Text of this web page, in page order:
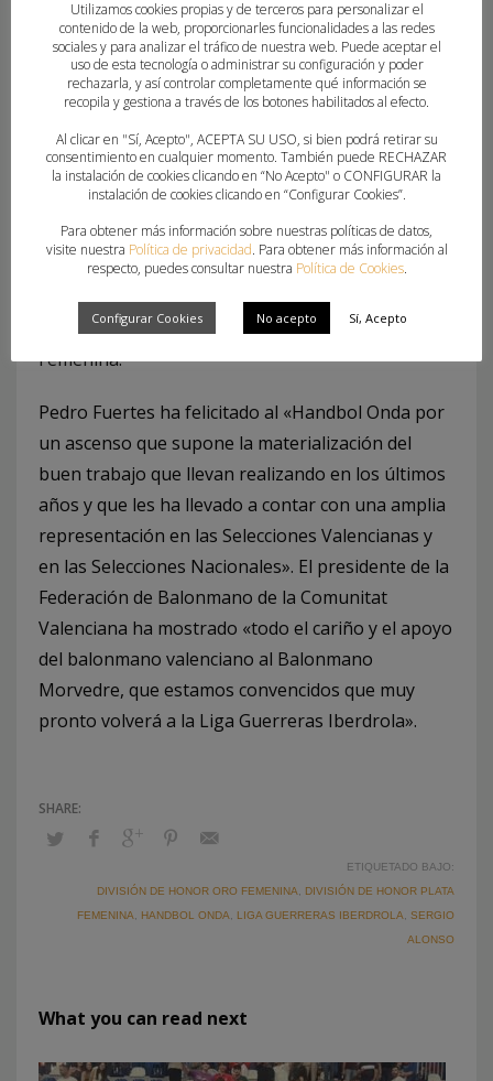
Morvedre, tras su descenso de Iberdrola, junto a
Elda Prestigio y Errece Almassora Balonmano, que
se han ganado la plaza con su sensacional
Plata Femenina.
Balonmano Castellón, Levante UDBM Marni,
Grupo USA Handbol Mislata UPV y Servigroup BM
Benidorm completan la representación valenciana
en la élite del balonmano femenino nacional con
su participación en la División de Honor Plata
Femenina.
Pedro Fuertes ha felicitado al «Handbol Onda por
un ascenso que supone la materialización del
buen trabajo que llevan realizando en los últimos
años y que les ha llevado a contar con una amplia
representación en las Selecciones Valencianas y
en las Selecciones Nacionales». El presidente de la
Federación de Balonmano de la Comunitat
Valenciana ha mostrado «todo el cariño y el apoyo
del balonmano valenciano al Balonmano
Morvedre, que estamos convencidos que muy
pronto volverá a la Liga Guerreras Iberdrola».
ETIQUETADO BAJO:
DIVISIÓN DE HONOR ORO FEMENINA
DIVISIÓN DE HONOR PLATA
FEMENINA
HANDBOL ONDA LIGA GUERRERAS IBERDROLA
SERGIO
ALONSO
What you can read next
Utilizamos cookies propias y de terceros para personalizar el
contenido de la web, proporcionarles funcionalidades a las redes
sociales y para analizar el tráfico de nuestra web. Puede aceptar el
uso de esta tecnología o administrar su configuración y poder
rechazarla, y así controlar completamente qué información se
recopila y gestiona a través de los botones habilitados al efecto.
Al clicar en "Sí, Acepto", ACEPTA SU USO, si bien podrá retirar su
consentimiento en cualquier momento. También puede RECHAZAR
la instalación de cookies clicando en “No Acepto" o CONFIGURAR la
instalación de cookies clicando en “Configurar Cookies”.
Para obtener más información sobre nuestras políticas de datos,
visite nuestra Política de privacidad. Para obtener más información al
respecto, puedes consultar nuestra Política de Cookies.
Configurar Cookies No acepto Sí, Acepto